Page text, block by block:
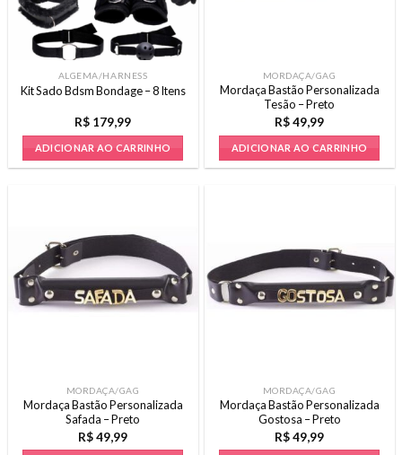
ALGEMA/HARNESS
Kit Sado Bdsm Bondage – 8 Itens
R$ 179,99
ADICIONAR AO CARRINHO
MORDAÇA/GAG
Mordaça Bastão Personalizada
Tesão – Preto
R$49,99
ADICIONAR AO CARRINHO
MORDAÇA/GAG
Mordaça Bastão Personalizada
Safada – Preto
R$49,99
MORDAÇA/GAG
Mordaça Bastão Personalizada
Gostosa – Preto
R$49,99